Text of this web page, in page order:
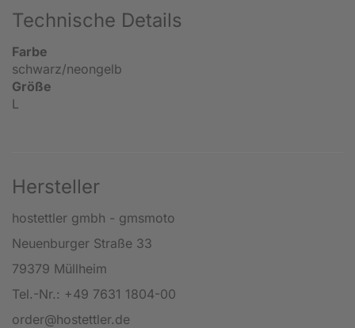
Technische Details
Farbe
schwarz/neongelb
Größe
L
Hersteller
hostettler gmbh - gmsmoto
Neuenburger Straße 33
79379 Müllheim
Tel.-Nr.: +49 7631 1804-00
order@hostettler.de